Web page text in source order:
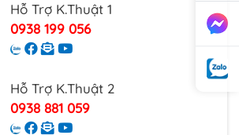
Hỗ Trợ K.Thuật 1
0938 199 056
Hỗ Trợ K.Thuật 2
0938 881 059